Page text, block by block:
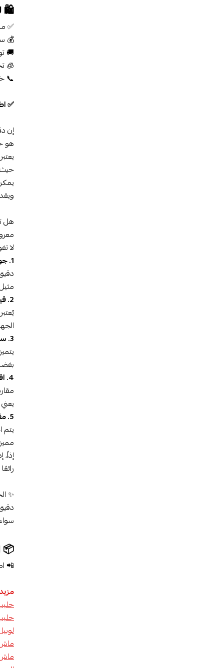
🛍️
✅
💰 سعر عبوة 15 كجم
🚚
🧊
📞
✅
إن
هو
حيث
هل
لا
1. جودة عالية:
2. قيمة غذائية ممتازة:
3. سهولة الاستخدام:
بفضل حجم
4. اقتصادي ومربح:
5. مقاييس السلامة:
يتم
✨
📦
📲
ماش
ماش